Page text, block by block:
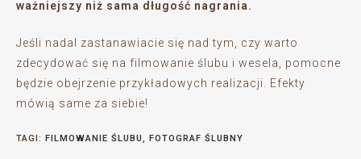
ważniejszy niż sama długość nagrania.
Jeśli nadal zastanawiacie się nad tym, czy warto
zdecydować się na filmowanie ślubu i wesela, pomocne
będzie obejrzenie przykładowych realizacji. Efekty
mówią same za siebie!
TAGI : FILMOWANIE ŚLUBU, FOTOGRAF ŚLUBNY